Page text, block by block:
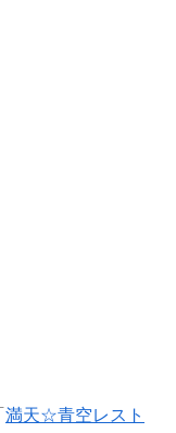
満天☆青空レスト